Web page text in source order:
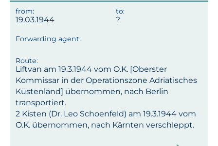
19.03.1944
Liftvan am 19.3.1944 vom O.K. [Oberster
Kommissar in der Operationszone Adriatisches
Küstenland] übernommen, nach Berlin
transportiert.
2 Kisten (Dr. Leo Schoenfeld) am 19.3.1944 vom
O.K. übernommen, nach Kärnten verschleppt.